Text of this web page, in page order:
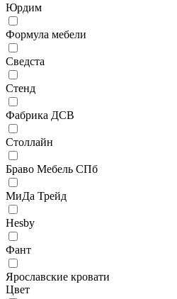
Юрдим
Формула мебели
Сведста
Стенд
Фабрика ДСВ
Столлайн
Браво Мебель СПб
МиДа Трейд
Hesby
Фант
Ярославские кровати
Цвет